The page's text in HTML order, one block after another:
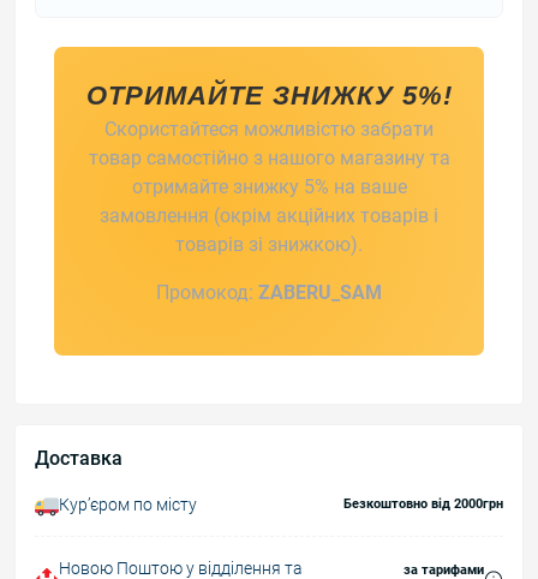
ОТРИМАЙТЕ ЗНИЖКУ 5%!
Скористайтеся можливістю забрати
товар самостійно з нашого магазину та
отримайте знижку 5% на ваше
замовлення (окрім акційних товарів і
товарів зі знижкою).
Промокод: ZABERU_SAM
Доставка
Курʼєром по місту Безкоштовно від 2000грн
Новою Поштою у відділення та
за тарифами